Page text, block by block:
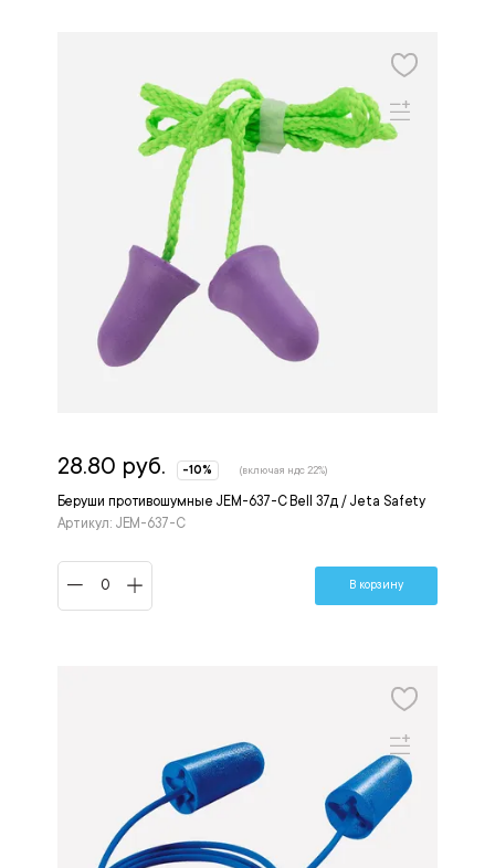
Беруши противошумные JEM-637-C Bell 37д / Jeta Safety
Артикул: JEM-637-C
28.80 руб. -10% (включая ндс 22%)
В корзину